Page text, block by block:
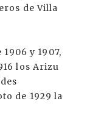
de Villa
y 1907,
los Arizu
de 1929 la